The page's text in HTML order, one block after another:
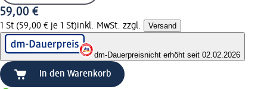
59,00 €
1 St (59,00 € je 1 St)inkl. MwSt. zzgl. Versand
dm-Dauerpreisnicht erhöht seit 02.02.2026
In den Warenkorb